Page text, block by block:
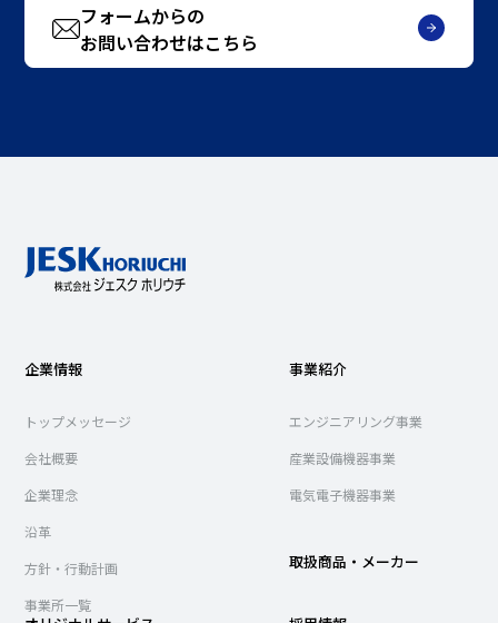
フォームからの
お問い合わせはこちら
企業情報
トップメッセージ
会社概要
企業理念
沿革
方針・行動計画
事業所一覧
事業紹介
エンジニアリング事業
産業設備機器事業
電気電子機器事業
取扱商品・メーカー